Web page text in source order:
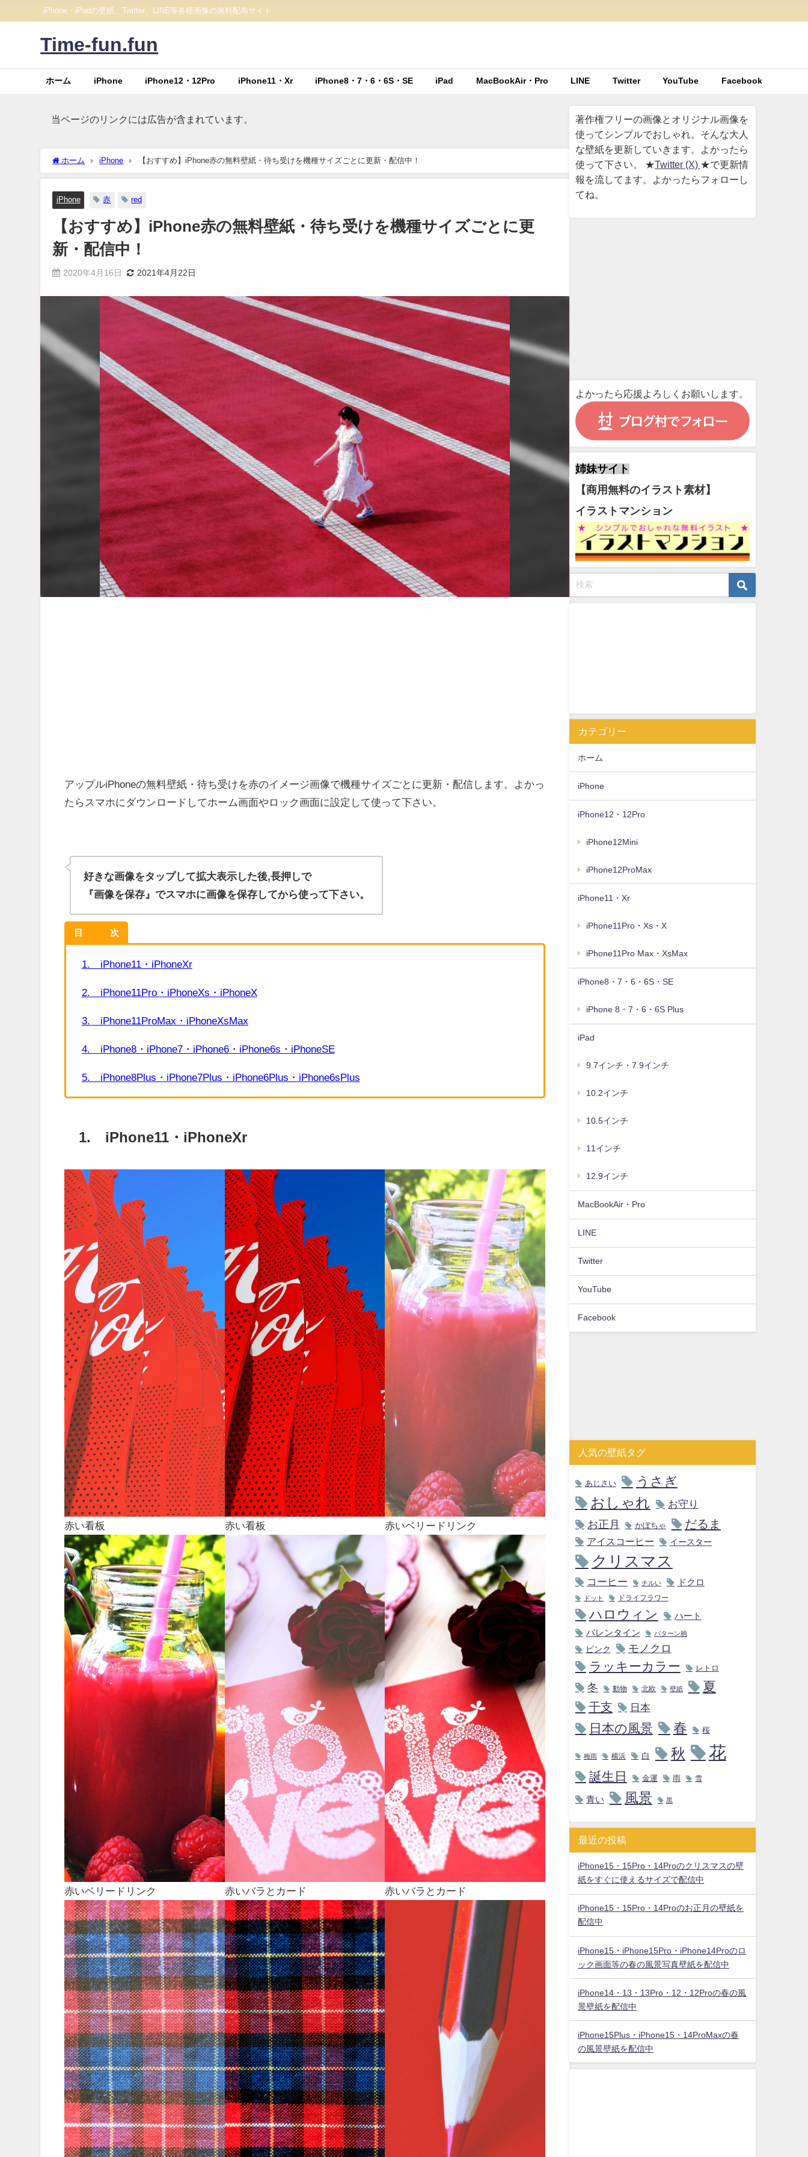
iPhone・iPadの壁紙、Twitter、LINE等各種画像の無料配布サイト
Time-fun.fun
ホーム iPhone iPhone12・12Pro iPhone11・Xr iPhone8・7・6・6S・SE iPad MacBookAir・Pro LINE Twitter YouTube Facebook
当ページのリンクには広告が含まれています。
ホーム iPhone 【おすすめ】iPhone赤の無料壁紙・待ち受けを機種サイズごとに更新・配信中！
iPhone 赤 red
【おすすめ】iPhone赤の無料壁紙・待ち受けを機種サイズごとに更
新・配信中！
2020年4月16日 2021年4月22日
アップルiPhoneの無料壁紙・待ち受けを赤のイメージ画像で機種サイズごとに更新・配信します。よかっ
たらスマホにダウンロードしてホーム画面やロック画面に設定して使って下さい。
好きな画像をタップして拡大表示した後,長押しで
『画像を保存』でスマホに画像を保存してから使って下さい。
目 次
1. iPhone11・iPhoneXr
2. iPhone11Pro・iPhoneXs・iPhoneX
3. iPhone11ProMax・iPhoneXsMax
4. iPhone8・iPhone7・iPhone6・iPhone6s・iPhoneSE
5. iPhone8Plus・iPhone7Plus・iPhone6Plus・iPhone6sPlus
1. iPhone11・iPhoneXr
赤い看板 赤い看板 赤いベリードリンク
赤いベリードリンク 赤いバラとカード 赤いバラとカード
著作権フリーの画像とオリジナル画像を
使ってシンプルでおしゃれ。そんな大人
な壁紙を更新していきます。よかったら
使って下さい。 ★Twitter (X) ★で更新情
報を流してます。よかったらフォローし
てね。
よかったら応援よろしくお願いします。
姉妹サイト
【商用無料のイラスト素材】
イラストマンション
カテゴリー
ホーム
iPhone
iPhone12・12Pro
iPhone12Mini
iPhone12ProMax
iPhone11・Xr
iPhone11Pro・Xs・X
iPhone11Pro Max・XsMax
iPhone8・7・6・6S・SE
iPhone 8・7・6・6S Plus
iPad
9.7インチ・7.9インチ
10.2インチ
10.5インチ
11インチ
12.9インチ
MacBookAir・Pro
LINE
Twitter
YouTube
Facebook
人気の壁紙タグ
あじさい うさぎ
おしゃれ お守り
お正月 かぼちゃ だるま
アイスコーヒー イースター
クリスマス
コーヒー チルい ドクロ
ドット ドライフラワー
ハロウィン
ハート
バレンタイン
パターン柄
ピンク モノクロ
ラッキーカラー レトロ
冬 動物 北欧 壁紙 夏
干支 日本
日本の風景 春 桜
梅雨 横浜 白 秋 花
誕生日 金運 雨 雪
青い 風景 黒
最近の投稿
iPhone15・15Pro・14Proのクリスマスの壁
紙をすぐに使えるサイズで配信中
iPhone15・15Pro・14Proのお正月の壁紙を
配信中
iPhone15・iPhone15Pro・iPhone14Proのロ
ック画面等の春の風景写真壁紙を配信中
iPhone14・13・13Pro・12・12Proの春の風
景壁紙を配信中
iPhone15Plus・iPhone15・14ProMaxの春
の風景壁紙を配信中